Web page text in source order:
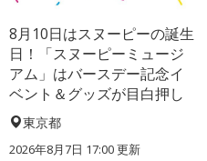
8月10日はスヌーピーの誕生
日！「スヌーピーミュージ
アム」はバースデー記念イ
ベント＆グッズが目白押し
東京都
2026年8月7日 17:00更新